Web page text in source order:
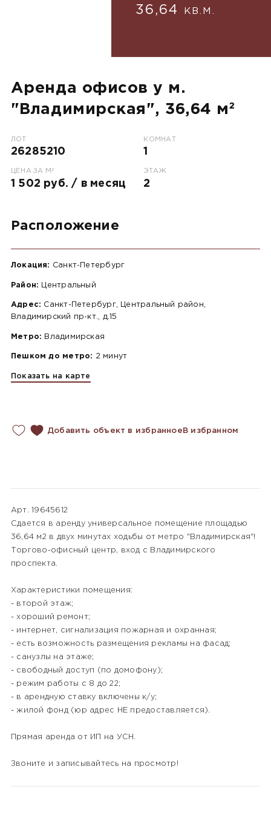
36,64 КВ.М.
Аренда офисов у м.
"Владимирская", 36,64 м²
ЛОТ
26285210
КОМНАТ
1
ЦЕНА ЗА М 2
1 502 руб. / в месяц
ЭТАЖ
2
Расположение
Локация: Санкт-Петербург
Район: Центральный
Адрес: Санкт-Петербург, Центральный район,
Владимирский пр-кт., д.15
Метро: Владимирская
Пешком до метро: 2 минут
Показать на карте
Добавить объект в избранное В избранном
Арт. 19645612
Сдается в аренду универсальное помещение площадью
36,64 м2 в двух минутах ходьбы от метро "Владимирская"!
Торгово-офисный центр, вход с Владимирского
проспекта.
Характеристики помещения:
- второй этаж;
- хороший ремонт;
- интернет, сигнализация пожарная и охранная;
- есть возможность размещения рекламы на фасад;
- санузлы на этаже;
- свободный доступ (по домофону);
- режим работы с 8 до 22;
- в арендную ставку включены к/у;
- жилой фонд (юр адрес НЕ предоставляется).
Прямая аренда от ИП на УСН.
Звоните и записывайтесь на просмотр!